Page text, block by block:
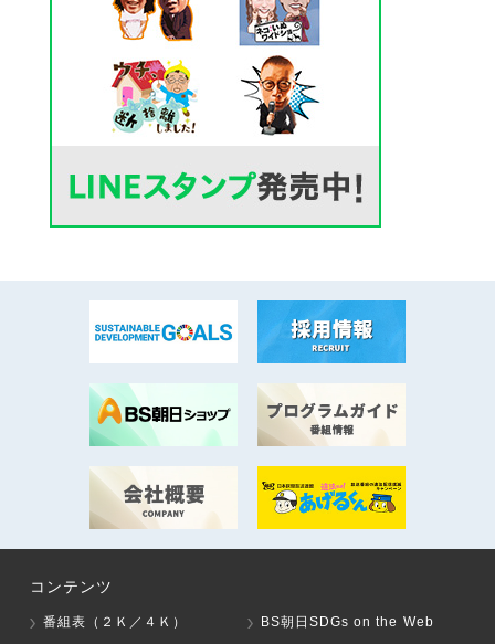
コンテンツ
番組表（２Ｋ／４Ｋ）
BS朝日SDGs on the Web